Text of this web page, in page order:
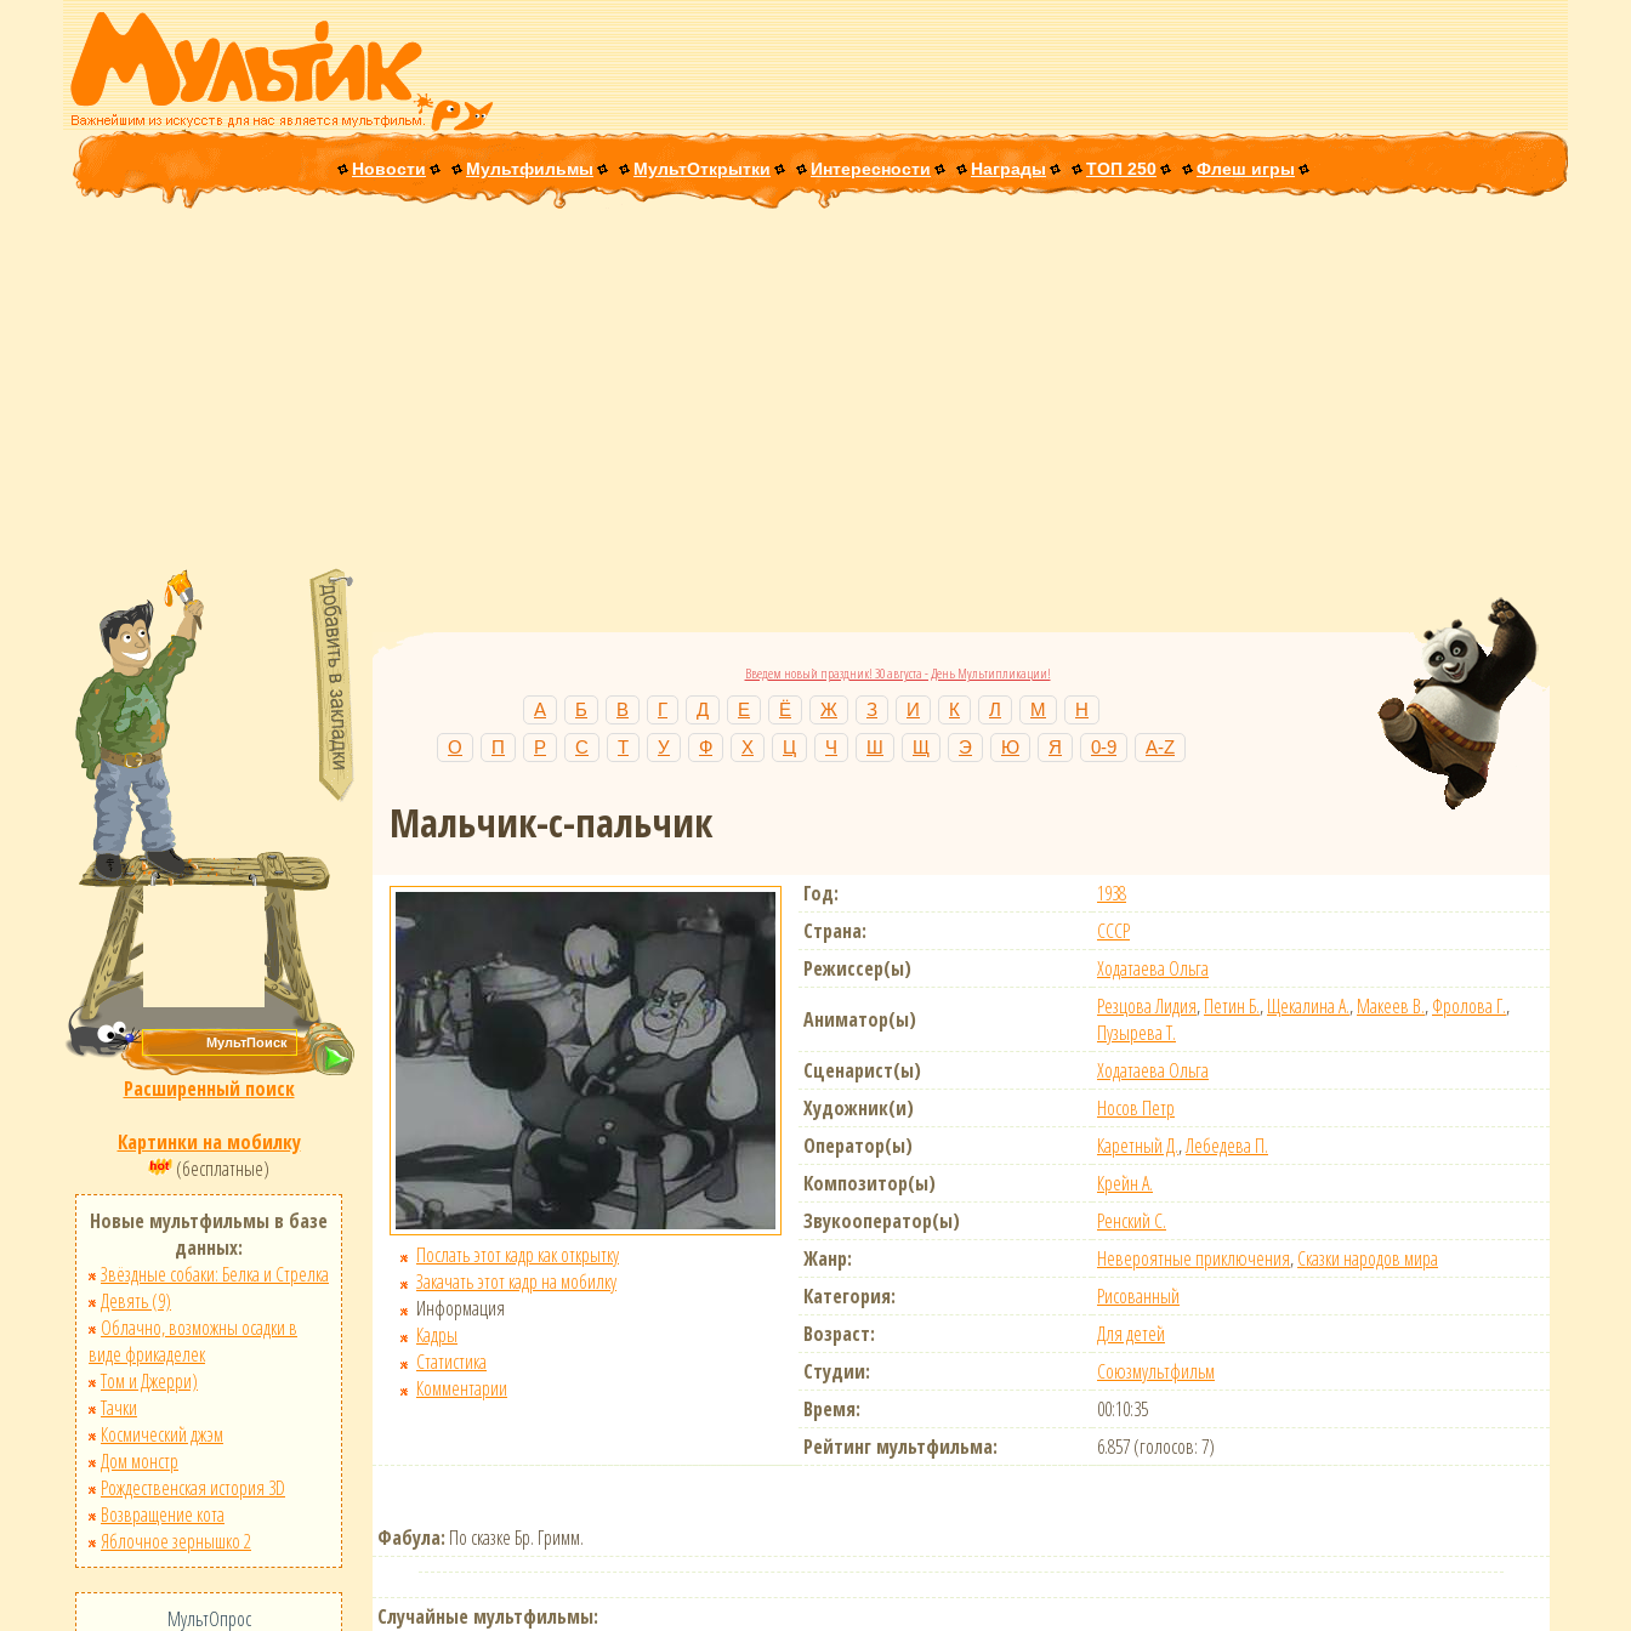
Новости Мультфильмы МультОткрытки Интересности Награды ТОП 250 Флеш игры
Расширенный поиск
Картинки на мобилку
(бесплатные)
Новые мультфильмы в базе
данных:
Звёздные собаки: Белка и Стрелка
Девять (9)
Облачно, возможны осадки в
виде фрикаделек
Том и Джерри)
Тачки
Космический джэм
Дом монстр
Рождественская история 3D
Возвращение кота
Яблочное зернышко 2
МультОпрос
Введем новый праздник! 30 августа - День Мультипликации!
А Б В Г Д Е Ё Ж З И К Л М
Н
О
П Р С Т У Ф Х Ц Ч Ш Щ Э Ю Я 0-9 A-Z
Мальчик-с-пальчик
Послать этот кадр как открытку
Закачать этот кадр на мобилку
Информация
Кадры
Статистика
Комментарии
Год:
1938
Страна:
СССР
Режиссер(ы)
Ходатаева Ольга
Аниматор(ы)
Резцова Лидия,Петин Б.,Щекалина А.,Макеев В.,Фролова Г.,
Пузырева Т.
Сценарист(ы)
Ходатаева Ольга
Художник(и)
Носов Петр
Оператор(ы)
Каретный Д.,Лебедева П.
Композитор(ы)
Крейн А.
Звукооператор(ы)
Ренский С.
Жанр:
Невероятные приключения,Сказки народов мира
Категория:
Рисованный
Возраст:
Для детей
Студии:
Союзмультфильм
Время:
00:10:35
Рейтинг мультфильма:
6.857 (голосов: 7)
Фабула: По сказке Бр. Гримм.
Случайные мультфильмы: